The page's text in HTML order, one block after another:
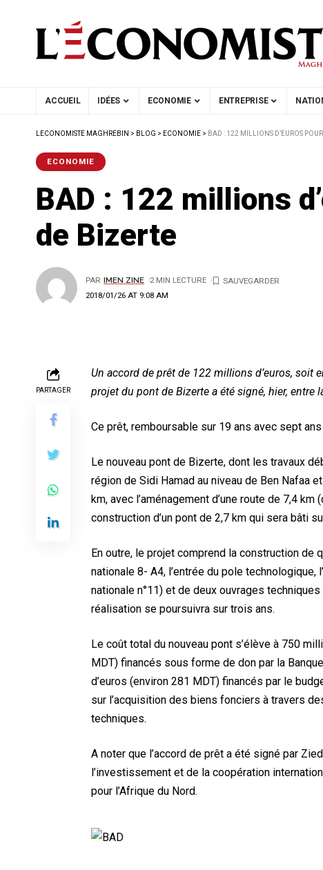
ACCUEIL IDÉES ECONOMIE ENTREPRISE
LECONOMISTE MAGHREBIN > BLOG > ECONOMIE > BAD : 122 MILLIONS D’EUROS
ECONOMIE
BAD : 122 millions
de Bizerte
2018/01/26 AT 9:08 AM
PAR IMEN ZINE 2 MIN LECTURE
PARTAGER
Un accord de prêt de 122 millions d’euros,
projet du pont de Bizerte a été signé, hier, entre
Ce prêt, remboursable sur 19 ans avec sept
Le nouveau pont de Bizerte, dont les travaux
région de Sidi Hamad au niveau de Ben Nafaa
km, avec l’aménagement d’une route de 7,4
construction d’un pont de 2,7 km qui sera bâti
En outre, le projet comprend la construction de
nationale 8- A4, l’entrée du pole
nationale n°11) et de deux ouvrages
réalisation se poursuivra sur trois ans.
Le coût total du nouveau pont s’élève à 750
MDT) financés sous forme de don par la
d’euros (environ 281 MDT) financés par le
sur l’acquisition des biens fonciers à travers
techniques.
A noter que l’accord de prêt a été signé par
l’investissement et de la coopération
pour l’Afrique du Nord.